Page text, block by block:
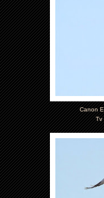
Canon
Tv